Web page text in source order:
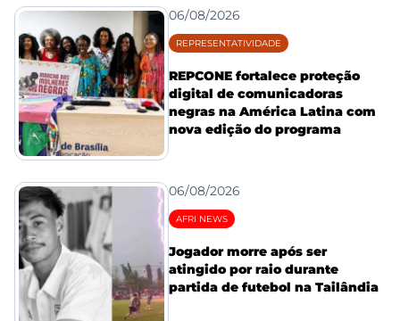
06/08/2026
REPRESENTATIVIDADE
REPCONE fortalece proteção
digital de comunicadoras
negras na América Latina com
nova edição do programa
06/08/2026
AFRI NEWS
Jogador morre após ser
atingido por raio durante
partida de futebol na Tailândia